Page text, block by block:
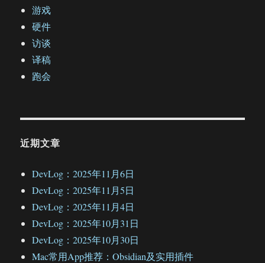
游戏
硬件
访谈
译稿
跑会
近期文章
DevLog：2025年11月6日
DevLog：2025年11月5日
DevLog：2025年11月4日
DevLog：2025年10月31日
DevLog：2025年10月30日
Mac常用App推荐：Obsidian及实用插件